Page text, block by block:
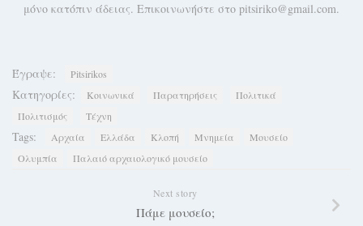
μόνο κατόπιν άδειας. Επικοινωνήστε στο pitsiriko@gmail.com.
Έγραψε: Pitsirikos
Κατηγορίες: Κοινωνικά Παρατηρήσεις
Πολιτικά
Πολιτισμός
Τέχνη
Tags: Αρχαία Ελλάδα Κλοπή Μνημεία
Μουσείο
Ολυμπία
Παλαιό αρχαιολογικό μουσείο
Next story
Πάμε μουσείο;